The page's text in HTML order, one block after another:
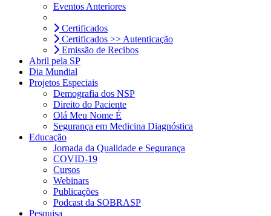
Eventos Anteriores
Certificados
Certificados >> Autenticação
Emissão de Recibos
Abril pela SP
Dia Mundial
Projetos Especiais
Demografia dos NSP
Direito do Paciente
Olá Meu Nome É
Segurança em Medicina Diagnóstica
Educação
Jornada da Qualidade e Segurança
COVID-19
Cursos
Webinars
Publicações
Podcast da SOBRASP
Pesquisa